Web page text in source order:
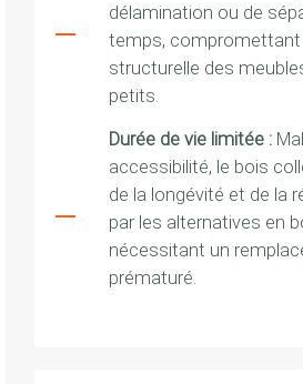
délamination ou de
temps, compromettant
structurelle des
petits.
Durée de vie limitée :
accessibilité, le bois
de la longévité et de la
par les alternatives en
nécessitant un
prématuré.